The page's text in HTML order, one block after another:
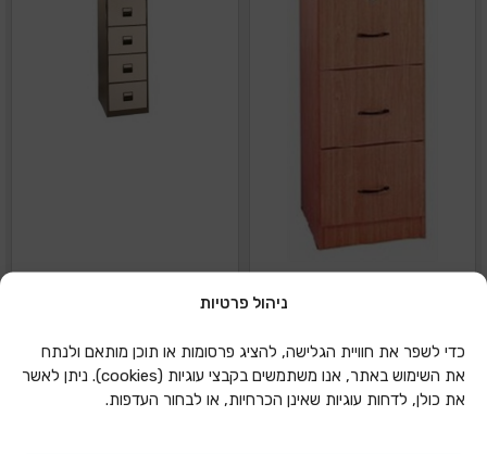
ניהול פרטיות
כדי לשפר את חוויית הגלישה, להציג פרסומות או תוכן מותאם ולנתח
את השימוש באתר, אנו משתמשים בקבצי עוגיות (cookies). ניתן לאשר
את כולן, לדחות עוגיות שאינן הכרחיות, או לבחור העדפות.
הוספה להצעת מחיר
מתכת
הוספה להצעת מחיר